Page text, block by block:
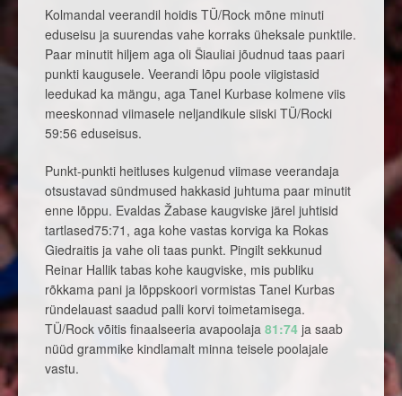
Kolmandal veerandil hoidis TÜ/Rock mõne minuti
eduseisu ja suurendas vahe korraks üheksale punktile.
Paar minutit hiljem aga oli Šiauliai jõudnud taas paari
punkti kaugusele. Veerandi lõpu poole viigistasid
leedukad ka mängu, aga Tanel Kurbase kolmene viis
meeskonnad viimasele neljandikule siiski TÜ/Rocki
59:56 eduseisus.
Punkt-punkti heitluses kulgenud viimase veerandaja
otsustavad sündmused hakkasid juhtuma paar minutit
enne lõppu. Evaldas Žabase kaugviske järel juhtisid
tartlased75:71, aga kohe vastas korviga ka Rokas
Giedraitis ja vahe oli taas punkt. Pingilt sekkunud
Reinar Hallik tabas kohe kaugviske, mis publiku
rõkkama pani ja lõppskoori vormistas Tanel Kurbas
ründelauast saadud palli korvi toimetamisega.
TÜ/Rock võitis finaalseeria avapoolaja 81:74 ja saab
nüüd grammike kindlamalt minna teisele poolajale
vastu.